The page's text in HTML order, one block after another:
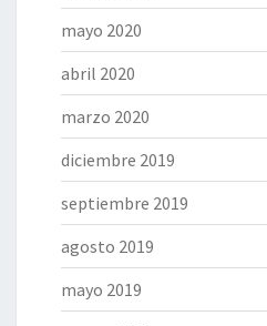
mayo 2020
abril 2020
marzo 2020
diciembre 2019
septiembre 2019
agosto 2019
mayo 2019